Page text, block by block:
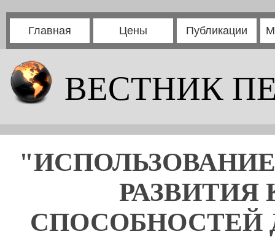
Главная Цены Публикации
ВЕСТНИК
СПОСОБНОСТЕЙ